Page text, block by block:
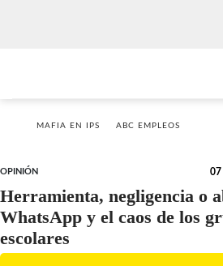
MAFIA EN IPS ABC EMPLEOS
OPINIÓN 07
Herramienta, negligencia o
WhatsApp y el caos de los
escolares